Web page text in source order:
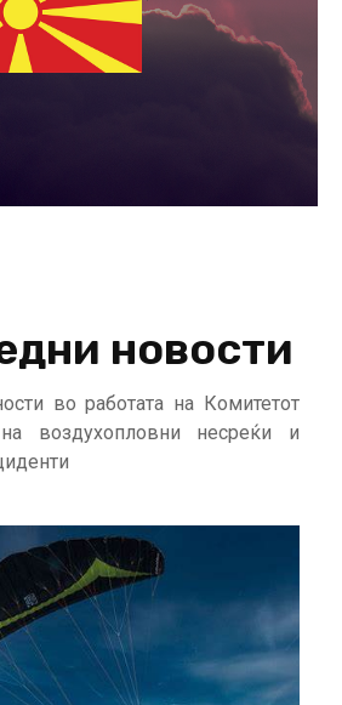
новости
во работата на Комитетот
воздухопловни несреќи и